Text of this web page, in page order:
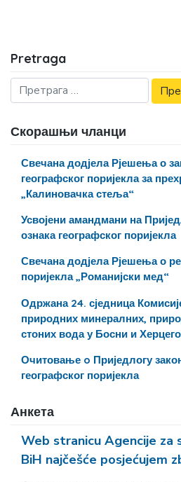
Pretraga
Скорашњи чланци
Свечана додјела Рјешења о
географског поријекла за
„Калиновачка стеља“
Усвојени амандмани на
ознака географског поријекла
Свечана додјела Рјешења о
поријекла „Романијски мед“
Одржана 24. сједница
природних минералних,
стоних вода у Босни и
Очитовање o Приједлогу
географског поријекла
Анкета
Web stranicu Agencije za
BiH najčešće posjećujem